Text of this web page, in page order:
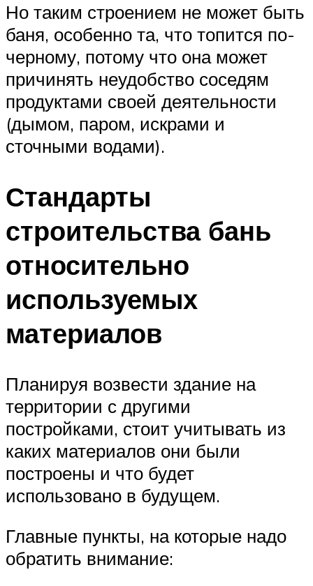
Но таким строением не может быть
баня, особенно та, что топится по-
черному, потому что она может
причинять неудобство соседям
продуктами своей деятельности
(дымом, паром, искрами и
сточными водами).
Стандарты
строительства бань
относительно
используемых
материалов
Планируя возвести здание на
территории с другими
постройками, стоит учитывать из
каких материалов они были
построены и что будет
использовано в будущем.
Главные пункты, на которые надо
обратить внимание: